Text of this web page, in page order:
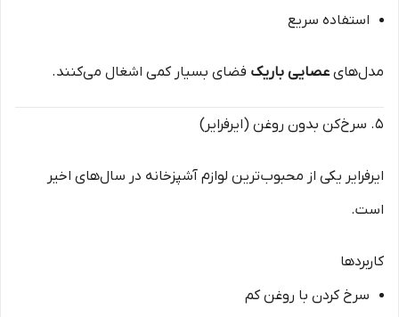
استفاده سریع
مدل‌هایعصایی باریک فضای بسیار کمی اشغال می‌کنند.
۵. سرخ‌کن بدون روغن (ایرفرایر)
ایرفرایر یکی از محبوب‌ترین لوازم آشپزخانه در سال‌های اخیر
است.
کاربردها
سرخ کردن با روغن کم